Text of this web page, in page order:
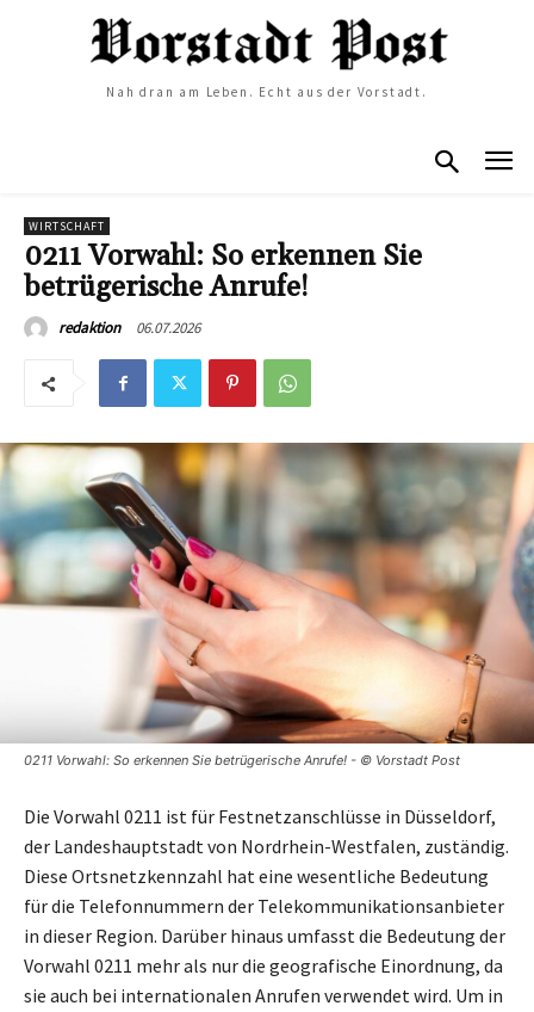
Nah dran am Leben. Echt aus der Vorstadt.
WIRTSCHAFT
0211 Vorwahl: So erkennen Sie
betrügerische Anrufe!
redaktion 06.07.2026
0211 Vorwahl: So erkennen Sie betrügerische Anrufe! - © Vorstadt Post
Die Vorwahl 0211 ist für Festnetzanschlüsse in Düsseldorf,
der Landeshauptstadt von Nordrhein-Westfalen, zuständig.
Diese Ortsnetzkennzahl hat eine wesentliche Bedeutung
für die Telefonnummern der Telekommunikationsanbieter
in dieser Region. Darüber hinaus umfasst die Bedeutung der
Vorwahl 0211 mehr als nur die geografische Einordnung, da
sie auch bei internationalen Anrufen verwendet wird. Um in